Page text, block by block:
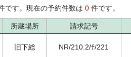
です。現在の予約件数は 0 件です。
所蔵場所 請求記号
旧下総 NR/210.2/ﾁ/221